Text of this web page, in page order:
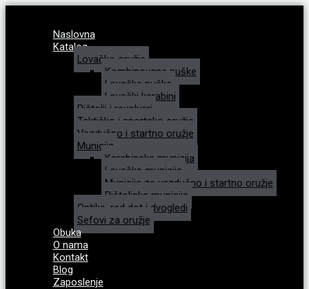
Naslovna
Katalog
Lovačko oružje
Kombinovane puške
Lovačke puške
Lovački karabini
Pištolji i revolveri
Taktičko i sportsko oružje
Vazdušno i startno oružje
Municija
Karabinska municija
Lovačka municija
Municija za vazdušno i startno oružje
Pištoljska municija
Optike, red dot i dvogledi
Sefovi za oružje
Obuka
O nama
Kontakt
Blog
Zaposlenje